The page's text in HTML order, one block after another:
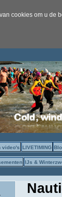
cookies om u de
video's LIVETIMING
IJs &